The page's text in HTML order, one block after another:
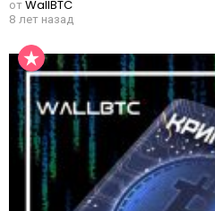
отWallBTC
8 лет назад